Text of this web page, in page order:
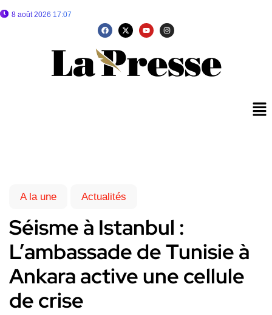
8 août 2026 17:07
A la une Actualités
Séisme à Istanbul :
L’ambassade de Tunisie à
Ankara active une cellule
de crise